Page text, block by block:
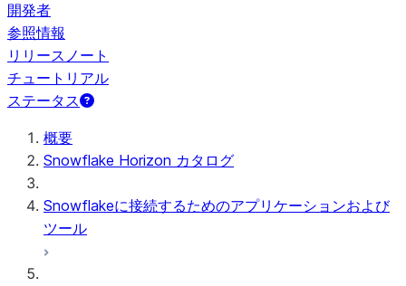
開発者
参照情報
リリースノート
チュートリアル
ステータス
概要
Snowflake Horizon カタログ
Snowflakeに接続するためのアプリケーションおよび
ツール